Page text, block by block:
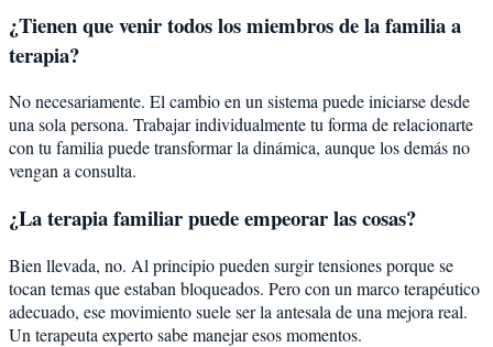
¿Tienen que venir todos los miembros de la familia a
terapia?
No necesariamente. El cambio en un sistema puede iniciarse desde
una sola persona. Trabajar individualmente tu forma de relacionarte
con tu familia puede transformar la dinámica, aunque los demás no
vengan a consulta.
¿La terapia familiar puede empeorar las cosas?
Bien llevada, no. Al principio pueden surgir tensiones porque se
tocan temas que estaban bloqueados. Pero con un marco terapéutico
adecuado, ese movimiento suele ser la antesala de una mejora real.
Un terapeuta experto sabe manejar esos momentos.